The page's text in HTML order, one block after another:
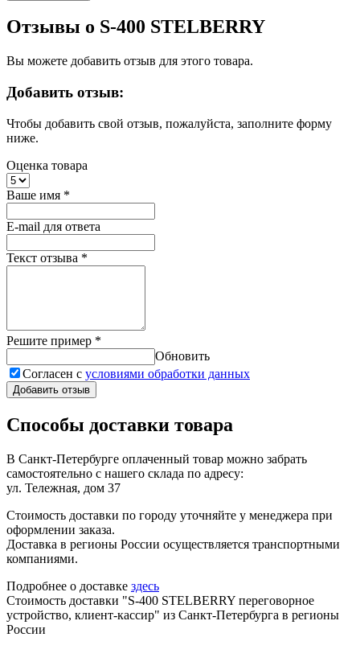
Отзывы о S-400 STELBERRY
Вы можете добавить отзыв для этого товара.
Добавить отзыв:
Чтобы добавить свой отзыв, пожалуйста, заполните форму
ниже.
Оценка товара
Ваше имя *
E-mail для ответа
Текст отзыва *
Решите пример *
Обновить
Согласен с условиями обработки данных
Добавить отзыв
Способы доставки товара
В Санкт-Петербурге оплаченный товар можно забрать
самостоятельно с нашего склада по адресу:
ул. Тележная, дом 37
Стоимость доставки по городу уточняйте у менеджера при
оформлении заказа.
Доставка в регионы России осуществляется транспортными
компаниями.
Подробнее о доставке здесь
Стоимость доставки "S-400 STELBERRY переговорное
устройство, клиент-кассир" из Санкт-Петербурга в регионы
России